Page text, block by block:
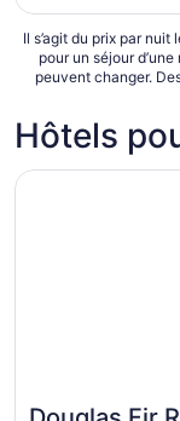
Il s’agit du prix par
pour un séjour
peuvent changer.
Hôtels
S’ouvre dans
Douglas Fir